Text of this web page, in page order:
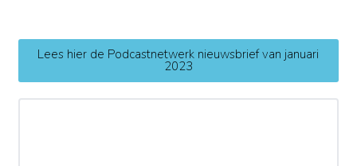
Lees hier de Podcastnetwerk nieuwsbrief van januari
2023